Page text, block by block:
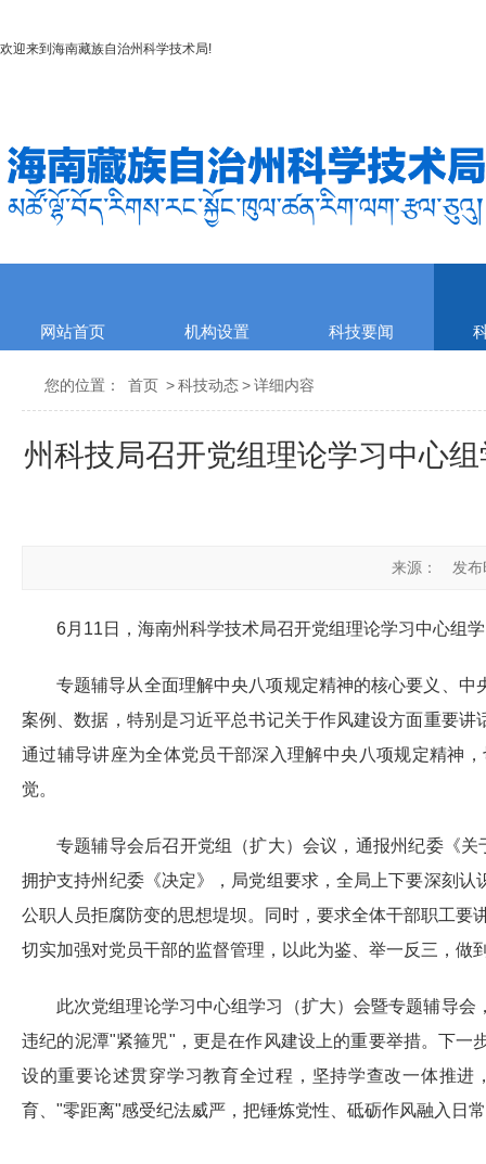
欢迎来到 海南藏族自治州科学技术局!
网站首页 机构设置 科技要闻
您的位置： 首页 >科技动态>详细内容
州科技局召开党组理论学习中心
来源： 发
6月11日， 海南州科学技术局召开党组理论学习中心组
专题辅导从全面理解中央八项规定精神的核心要义、
案例、数据，特别是习近平总书记关于作风建设方面重要
通过辅导讲座为全体党员干部深入理解中央八项规定精神
觉。
专题辅导会后召开党组（扩大）会议，通报州纪委《
拥护支持州纪委《决定》，局党组要求，全局上下要深刻
公职人员拒腐防变的思想堤坝。同时，要求全体干部职工要
切实加强对党员干部的监督管理，以此为鉴、举一反三，做
此次党组理论学习中心组学习（扩大）会暨专题辅导
违纪的泥潭"紧箍咒"，更是在作风建设上的重要举措。下
设的重要论述贯穿学习教育全过程，坚持学查改一体推
育、"零距离"感受纪法威严，把锤炼党性、砥砺作风融入日